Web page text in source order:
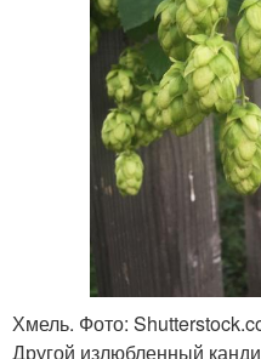
Хмель. Фото:
Другой излюбленный